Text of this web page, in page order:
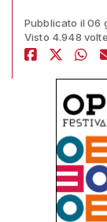
Pubblicato il 06
Visto 4.948 volte